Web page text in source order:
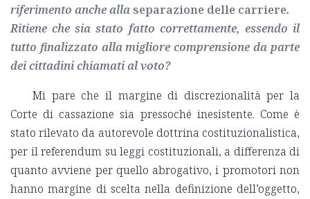
riferimento anche alla separazione delle carriere.
Ritiene che sia stato fatto correttamente, essendo il
tutto finalizzato alla migliore comprensione da parte
dei cittadini chiamati al voto?
Mi pare che il margine di discrezionalità per la
Corte di cassazione sia pressoché inesistente. Come è
stato rilevato da autorevole dottrina costituzionalistica,
per il referendum su leggi costituzionali, a differenza di
quanto avviene per quello abrogativo, i promotori non
hanno margine di scelta nella definizione dell’oggetto,